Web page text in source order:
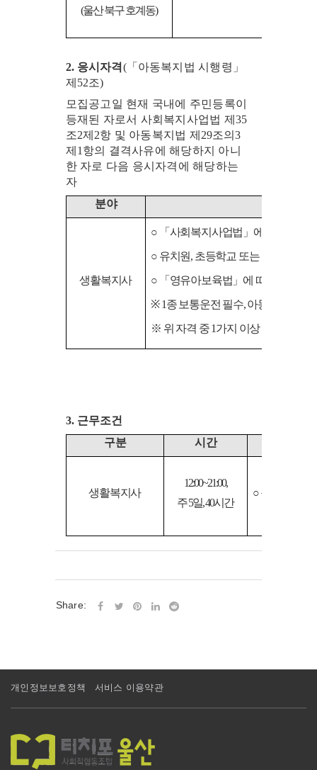
(울산 북구 호계동)
2. 응시자격 (「 아동복지법 시행령 」
제 52조)
모집공고일 현재 국내에 주민등록이
등재된 자로서 사회복지사업법 제 35
조2제 2항 및 아동복지법 제 29조의3
제 1 항의 결격사유에 해당하지 아니
한 자로 다음 응시자격에 해당하는
자
분 야
생활복지사
○ 「 사회복지사업법 」 에 따른 사회
○ 유치원, 초등학교 또는 중등학교
○ 「 영유아보육법 」 에 따른 보육교
※1종 보통운전 필수,아동복지경력
※ 위 자격 중1가지 이상 보유하고
3. 근무조건
구 분
시 간
생활복지사
12:00~21:00,
주5일, 40시간
○근무시간이
Share:
개인정보보호정책 서비스 이용약관